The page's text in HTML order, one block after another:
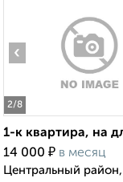
2/8
‹
1-к квартира, на
14 000 ₽ в месяц
Центральный